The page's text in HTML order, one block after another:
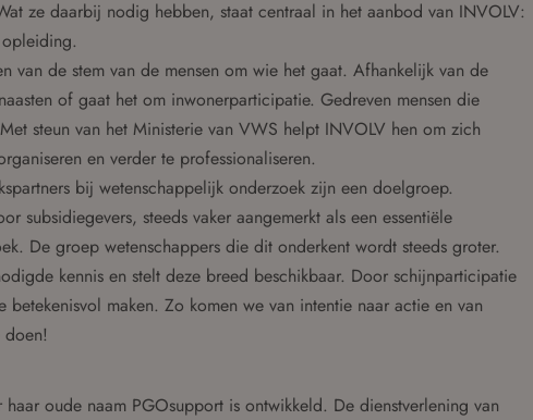
ze daarbij nodig hebben, staat centraal in het aanbod van INVOLV:
van de stem van de mensen om wie het gaat. Afhankelijk van de
of gaat het om inwonerparticipatie. Gedreven mensen die
steun van het Ministerie van VWS helpt INVOLV hen om zich
en verder te professionaliseren.
bij wetenschappelijk onderzoek zijn een doelgroep.
subsidiegevers, steeds vaker aangemerkt als een essentiële
De groep wetenschappers die dit onderkent wordt steeds groter.
kennis en stelt deze breed beschikbaar. Door schijnparticipatie
maken. Zo komen we van intentie naar actie en van
oude naam PGOsupport is ontwikkeld. De dienstverlening van